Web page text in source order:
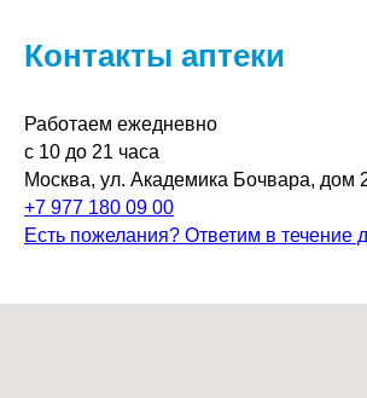
Контакты аптеки
Работаем ежедневно
с 10 до 21 часа
Москва, ул. Академика Бочвара, дом
+7 977 180 09 00
Есть пожелания? Ответим в течение